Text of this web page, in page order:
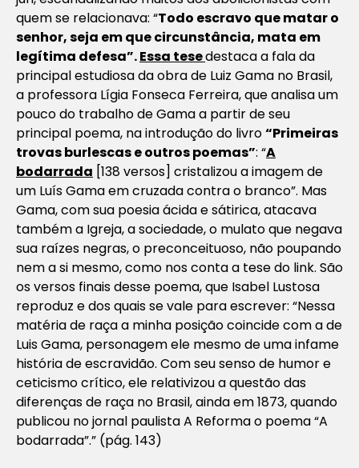
quem se relacionava: “Todo escravo que matar o
senhor, seja em que circunstância, mata em
legítima defesa”.Essa tesedestaca a fala da
principal estudiosa da obra de Luiz Gama no Brasil,
a professora Lígia Fonseca Ferreira, que analisa um
pouco do trabalho de Gama a partir de seu
principal poema, na introdução do livro“Primeiras
trovas burlescas e outros poemas”: “A
bodarrada [138 versos] cristalizou a imagem de
um Luís Gama em cruzada contra o branco”. Mas
Gama, com sua poesia ácida e sátirica, atacava
também a Igreja, a sociedade, o mulato que negava
sua raízes negras, o preconceituoso, não poupando
nem a si mesmo, como nos conta a tese do link. São
os versos finais desse poema, que Isabel Lustosa
reproduz e dos quais se vale para escrever: “Nessa
matéria de raça a minha posição coincide com a de
Luis Gama, personagem ele mesmo de uma infame
história de escravidão. Com seu senso de humor e
ceticismo crítico, ele relativizou a questão das
diferenças de raça no Brasil, ainda em 1873, quando
publicou no jornal paulista A Reforma o poema “A
bodarrada”.” (pág. 143)